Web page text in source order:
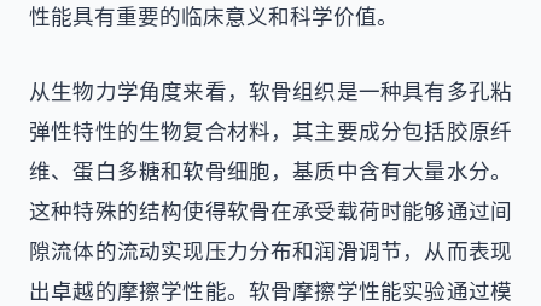
性能具有重要的临床意义和科学价值。
从生物力学角度来看，软骨组织是一种具有多孔粘
弹性特性的生物复合材料，其主要成分包括胶原纤
维、蛋白多糖和软骨细胞，基质中含有大量水分。
这种特殊的结构使得软骨在承受载荷时能够通过间
隙流体的流动实现压力分布和润滑调节，从而表现
出卓越的摩擦学性能。软骨摩擦学性能实验通过模